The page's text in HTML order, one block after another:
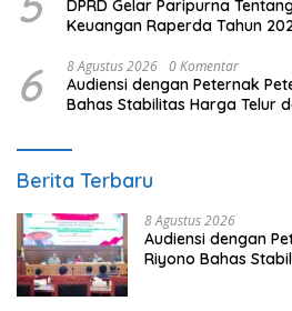
DPRD Gelar Paripurna
Keuangan Raperda Tahun
6 8 Agustus 2026 0 Komentar
Audiensi dengan Peternak
Bahas Stabilitas Harga Telur
Berita Terbaru
8 Agustus 2026
Audiensi dengan
Riyono Bahas